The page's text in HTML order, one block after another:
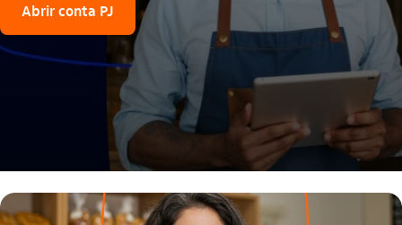
Abrir conta PJ